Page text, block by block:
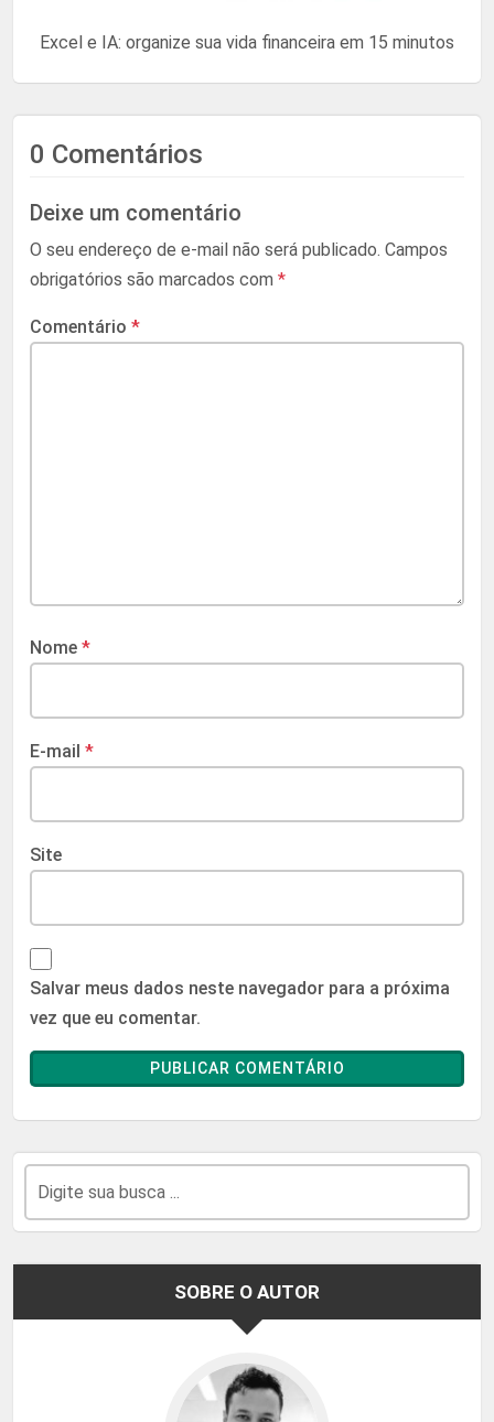
Excel e IA: organize sua vida financeira em 15 minutos
0 Comentários
Deixe um comentário
O seu endereço de e-mail não será publicado. Campos
obrigatórios são marcados com *
Comentário *
Nome *
E-mail *
Site
Salvar meus dados neste navegador para a próxima
vez que eu comentar.
SOBRE O AUTOR